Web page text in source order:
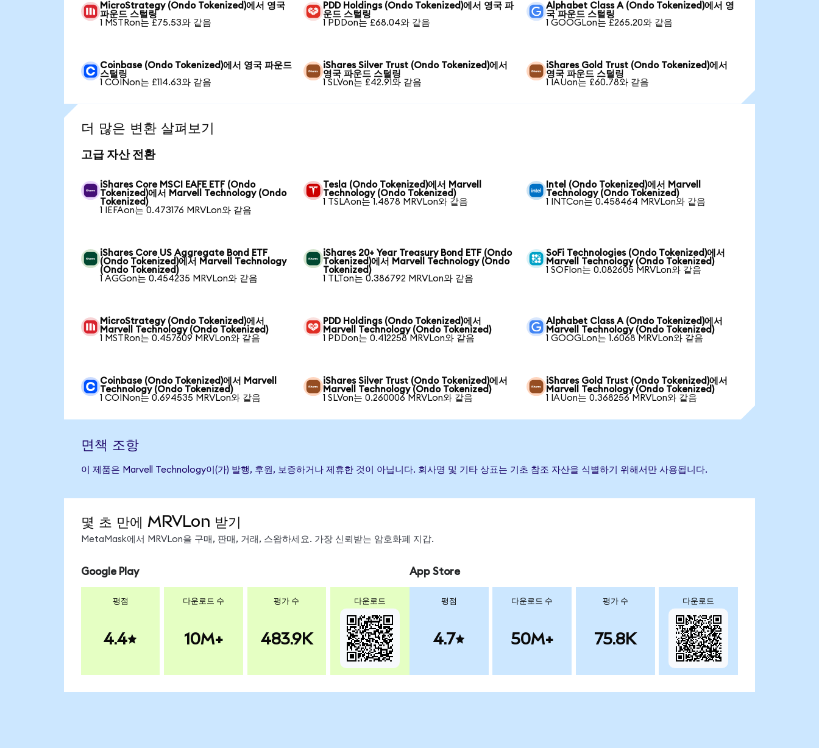
MicroStrategy (Ondo Tokenized)에서 영국
파운드 스털링
1 MSTRon는 £75.53와 같음
PDD Holdings (Ondo Tokenized)에서 영국 파
운드 스털링
1 PDDon는 £68.04와 같음
Alphabet Class A (Ondo Tokenized)에서 영
국 파운드 스털링
1 GOOGLon는 £265.20와 같음
Coinbase (Ondo Tokenized)에서 영국 파운드
스털링
1 COINon는 £114.63와 같음
iShares Silver Trust (Ondo Tokenized)에서
영국 파운드 스털링
1 SLVon는 £42.91와 같음
iShares Gold Trust (Ondo Tokenized)에서
영국 파운드 스털링
1 IAUon는 £60.78와 같음
더 많은 변환 살펴보기
고급 자산 전환
iShares Core MSCI EAFE ETF (Ondo
Tokenized)에서 Marvell Technology (Ondo
Tokenized)
1 IEFAon는 0.473176 MRVLon와 같음
Tesla (Ondo Tokenized)에서 Marvell
Technology (Ondo Tokenized)
1 TSLAon는 1.4878 MRVLon와 같음
Intel (Ondo Tokenized)에서 Marvell
Technology (Ondo Tokenized)
1 INTCon는 0.458464 MRVLon와 같음
iShares Core US Aggregate Bond ETF
(Ondo Tokenized)에서 Marvell Technology
(Ondo Tokenized)
1 AGGon는 0.454235 MRVLon와 같음
iShares 20+ Year Treasury Bond ETF (Ondo
Tokenized)에서 Marvell Technology (Ondo
Tokenized)
1 TLTon는 0.386792 MRVLon와 같음
SoFi Technologies (Ondo Tokenized)에서
Marvell Technology (Ondo Tokenized)
1 SOFIon는 0.082605 MRVLon와 같음
MicroStrategy (Ondo Tokenized)에서
Marvell Technology (Ondo Tokenized)
1 MSTRon는 0.457609 MRVLon와 같음
PDD Holdings (Ondo Tokenized)에서
Marvell Technology (Ondo Tokenized)
1 PDDon는 0.412258 MRVLon와 같음
Alphabet Class A (Ondo Tokenized)에서
Marvell Technology (Ondo Tokenized)
1 GOOGLon는 1.6068 MRVLon와 같음
Coinbase (Ondo Tokenized)에서 Marvell
Technology (Ondo Tokenized)
1 COINon는 0.694535 MRVLon와 같음
iShares Silver Trust (Ondo Tokenized)에서
Marvell Technology (Ondo Tokenized)
1 SLVon는 0.260006 MRVLon와 같음
iShares Gold Trust (Ondo Tokenized)에서
Marvell Technology (Ondo Tokenized)
1 IAUon는 0.368256 MRVLon와 같음
면책 조항
이 제품은 Marvell Technology이(가) 발행, 후원, 보증하거나 제휴한 것이 아닙니다. 회사명 및 기타 상표는 기초 참조 자산을 식별하기 위해서만 사용됩니다.
몇 초 만에 MRVLon 받기
MetaMask에서 MRVLon을 구매, 판매, 거래, 스왑하세요. 가장 신뢰받는 암호화폐 지갑.
Google Play
평점
4.4
다운로드 수
10M+
평가 수
483.9K
다운로드
App Store
평점
4.7
다운로드 수
50M+
평가 수
75.8K
다운로드